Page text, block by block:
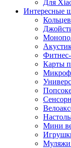
Для
Интересные
Карты
Мини
Муляжи